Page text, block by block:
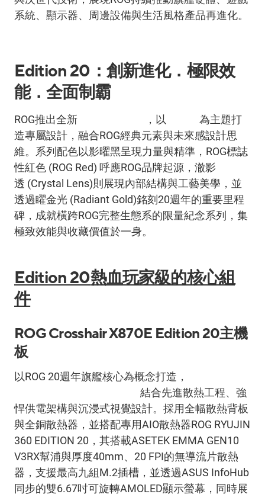
系統、顯示器、周邊設備與生活風格產品再進化。
Edition 20 ：創新進化．極限效
能．全面制霸
ROG推出全新 ，以
為主題打
造專屬設計，融合ROG經典元素與未來感設計思
維。系列配色以影曜黑呈現力量與精準， ROG標誌
性紅色 (ROG Red) 呼應ROG品牌起源，澈影
透 (Crystal Lens)則展現內部結構與工藝美學，並
透過矅金光 (Radiant Gold)銘刻20週年的重要里程
碑，成就橫跨ROG完整生態系的限量紀念系列，集
極致效能與收藏價值於一身。
Edition 20熱血玩家級的核心組
件
ROG Crosshair X870E Edition 20主機
板
以ROG 20週年旗艦核心為概念打造，
結合先進散熱工程、強
悍供電架構與沉浸式視覺設計。採用全幅散熱背板
與全銅散熱器，並搭配專用AIO散熱器ROG RYUJIN
360 EDITION 20 ，其搭載ASETEK EMMA GEN10
V3RX幫浦與厚度40mm、 20 FPI的無導流片散熱
器，支援最高九組M.2插槽，並透過ASUS InfoHub
同步的雙6.67吋可旋轉AMOLED顯示螢幕，同時展